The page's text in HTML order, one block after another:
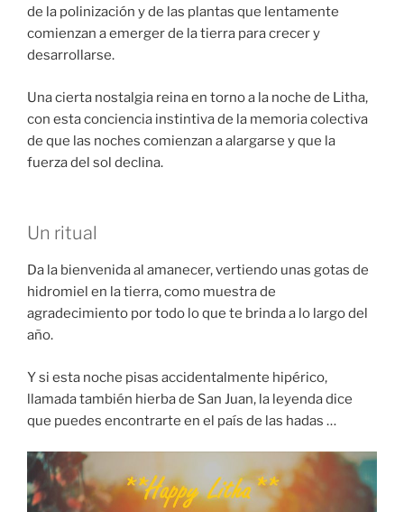
de la polinización y de las plantas que lentamente
comienzan a emerger de la tierra para crecer y
desarrollarse.
Una cierta nostalgia reina en torno a la noche de Litha,
con esta conciencia instintiva de la memoria colectiva
de que las noches comienzan a alargarse y que la
fuerza del sol declina.
Un ritual
Da la bienvenida al amanecer, vertiendo unas gotas de
hidromiel en la tierra, como muestra de
agradecimiento por todo lo que te brinda a lo largo del
año.
Y si esta noche pisas accidentalmente hipérico,
llamada también hierba de San Juan, la leyenda dice
que puedes encontrarte en el país de las hadas …